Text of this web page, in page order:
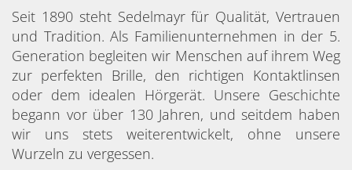
Seit 1890 steht Sedelmayr für Qualität, Vertrauen
und Tradition. Als Familienunternehmen in der 5.
Generation begleiten wir Menschen auf ihrem Weg
zur perfekten Brille, den richtigen Kontaktlinsen
oder dem idealen Hörgerät. Unsere Geschichte
begann vor über 130 Jahren, und seitdem haben
wir uns stets weiterentwickelt, ohne unsere
Wurzeln zu vergessen.